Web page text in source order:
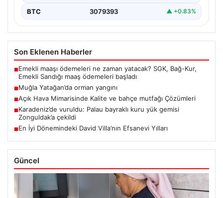
BTC 3079393 ▲ +0.83%
Son Eklenen Haberler
■Emekli maaşı ödemeleri ne zaman yatacak? SGK, Bağ-Kur,
Emekli Sandığı maaş ödemeleri başladı
■Muğla Yatağan’da orman yangını
■Açık Hava Mimarisinde Kalite ve bahçe mutfağı Çözümleri
■Karadeniz’de vuruldu: Palau bayraklı kuru yük gemisi
Zonguldak’a çekildi
■En İyi Dönemindeki David Villa’nın Efsanevi Yılları
Güncel